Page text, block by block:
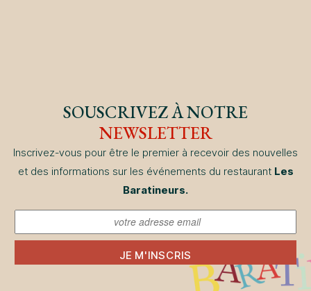
SOUSCRIVEZ À NOTRE
NEWSLETTER
Inscrivez-vous pour être le premier à recevoir des nouvelles
et des informations sur les événements du restaurant Les
Baratineurs.
JE M'INSCRIS